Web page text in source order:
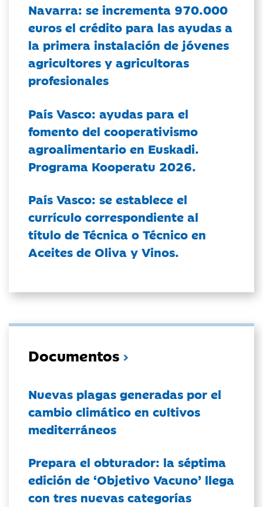
Navarra: se incrementa 970.000
euros el crédito para las ayudas a
la primera instalación de jóvenes
agricultores y agricultoras
profesionales
País Vasco: ayudas para el
fomento del cooperativismo
agroalimentario en Euskadi.
Programa Kooperatu 2026.
País Vasco: se establece el
currículo correspondiente al
título de Técnica o Técnico en
Aceites de Oliva y Vinos.
Documentos
Nuevas plagas generadas por el
cambio climático en cultivos
mediterráneos
Prepara el obturador: la séptima
edición de ‘Objetivo Vacuno’ llega
con tres nuevas categorías